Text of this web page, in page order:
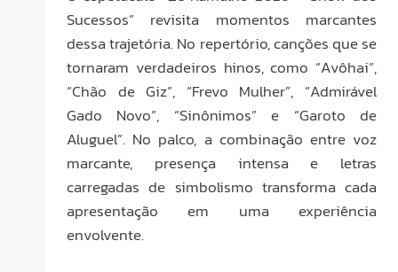
Sucessos” revisita momentos marcantes
dessa trajetória. No repertório, canções que se
tornaram verdadeiros hinos, como “Avôhai”,
“Chão de Giz”, “Frevo Mulher”, “Admirável
Gado Novo”, “Sinônimos” e “Garoto de
Aluguel”. No palco, a combinação entre voz
marcante, presença intensa e letras
carregadas de simbolismo transforma cada
apresentação em uma experiência
envolvente.